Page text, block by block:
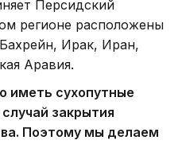
Персидский
регионе расположены
Ирак, Иран,
Аравия.
сухопутные
закрытия
Поэтому мы делаем